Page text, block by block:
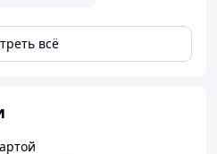
нуждается в уходе, не
лучей и перепадов
набой 5,45х39
всё